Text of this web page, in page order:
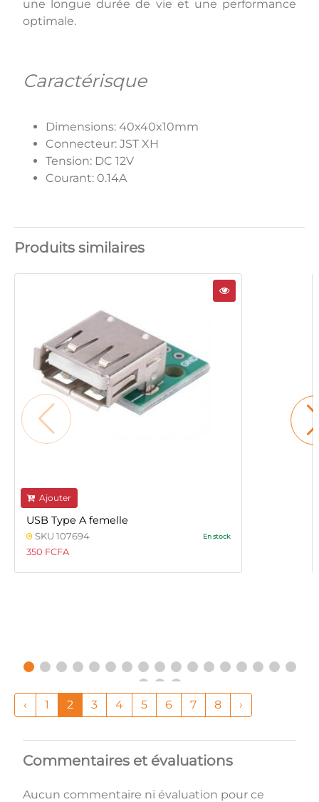
une longue durée de vie et une performance
optimale.
Caractérisque
Dimensions: 40x40x10mm
Connecteur: JST XH
Tension: DC 12V
Courant: 0.14A
Produits similaires
Ajouter
USB Type A femelle
SKU 107694 En stock
350 FCFA
‹ 1 2 3 4 5 6 7 8 ›
Commentaires et évaluations
Aucun commentaire ni évaluation pour ce